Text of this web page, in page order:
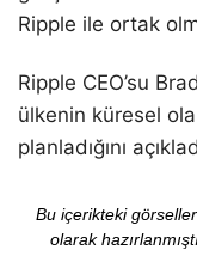
Ripple ile ortak
Ripple CEO’su
ülkenin küresel
planladığını
Bu içerikteki
olarak